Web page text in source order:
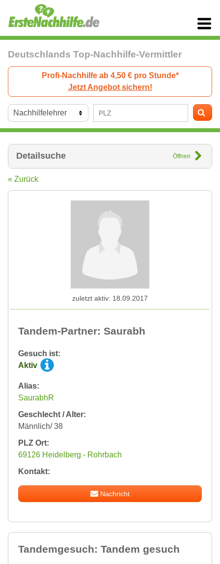
Deutschlands Top-Nachhilfe-Vermittler
Profi-Nachhilfe ab 4,50 € pro Stunde*
Jetzt Angebot sichern!
Detailsuche Öffnen
« Zurück
Tandem-Partner: Saurabh
Gesuch ist:
Aktiv
Alias:
SaurabhR
Geschlecht / Alter:
Männlich/ 38
PLZ Ort:
69126 Heidelberg - Rohrbach
Kontakt:
Nachricht
zuletzt aktiv: 18.09.2017
Tandemgesuch: Tandem gesuch